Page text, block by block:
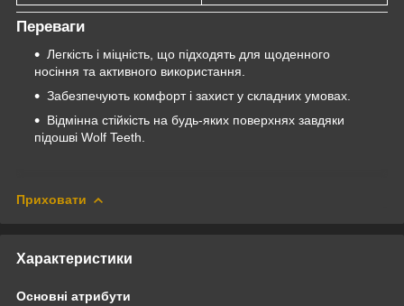
Переваги
Легкість і міцність, що підходять для щоденного
носіння та активного використання.
Забезпечують комфорт і захист у складних умовах.
Відмінна стійкість на будь-яких поверхнях завдяки
підошві Wolf Teeth.
Приховати
Характеристики
Основні атрибути